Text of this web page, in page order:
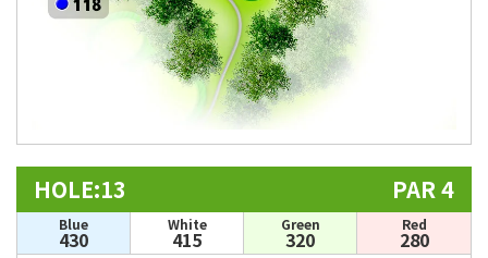
HOLE:13 PAR 4
Blue
430
White
415
Green
320
Red
280